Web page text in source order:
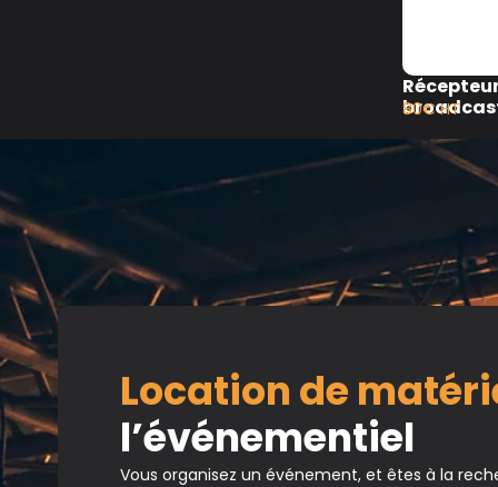
80€ HT
Location de
l’événementiel
Vous organisez un événement, et êtes à la